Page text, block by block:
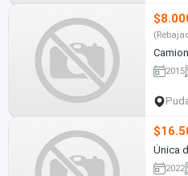
2015
Única
2022